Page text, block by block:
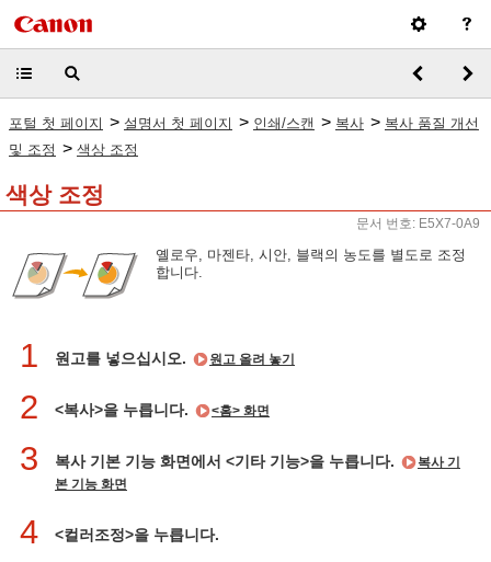
포털 첫 페이지 > 설명서 첫 페이지 > 인쇄/스캔 > 복사 > 복사 품질 개선
및 조정 > 색상 조정
색상 조정
문서 번호: E5X7-0A9
옐로우, 마젠타, 시안, 블랙의 농도를 별도로 조정
합니다.
1 원고를 넣으십시오. 원고 올려 놓기
2 <복사>을 누릅니다. <홈> 화면
3 복사 기본 기능 화면에서 <기타 기능>을 누릅니다.
복사 기
본 기능 화면
4 <컬러조정>을 누릅니다.